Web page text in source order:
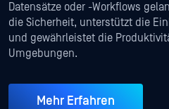
Datensätze oder -Workflows
die Sicherheit, unterstützt die
und gewährleistet die
Umgebungen.
Mehr Erfahren